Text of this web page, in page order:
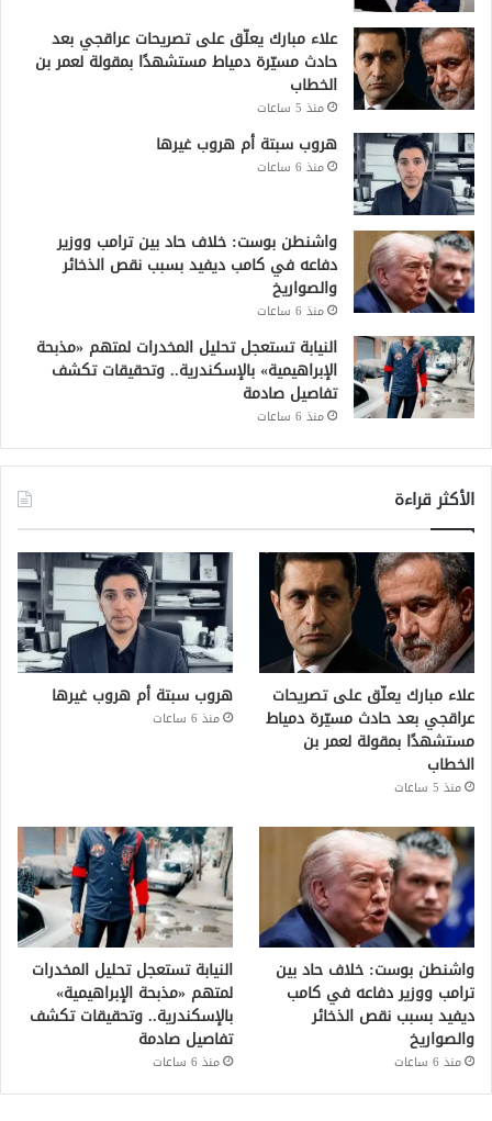
علاء مبارك يعلّق على تصريحات عراقجي بعد
حادث مسيّرة دمياط مستشهدًا بمقولة لعمر بن
الخطاب
منذ 5 ساعات
هروب سبتة أم هروب غيرها
منذ 6 ساعات
واشنطن بوست: خلاف حاد بين ترامب ووزير
دفاعه في كامب ديفيد بسبب نقص الذخائر
والصواريخ
منذ 6 ساعات
النيابة تستعجل تحليل المخدرات لمتهم «مذبحة
الإبراهيمية» بالإسكندرية.. وتحقيقات تكشف
تفاصيل صادمة
منذ 6 ساعات
الأكثر قراءة
علاء مبارك يعلّق على تصريحات
عراقجي بعد حادث مسيّرة دمياط
مستشهدًا بمقولة لعمر بن
الخطاب
منذ 5 ساعات
هروب سبتة أم هروب غيرها
منذ 6 ساعات
واشنطن بوست: خلاف حاد بين
ترامب ووزير دفاعه في كامب
ديفيد بسبب نقص الذخائر
والصواريخ
منذ 6 ساعات
النيابة تستعجل تحليل المخدرات
لمتهم «مذبحة الإبراهيمية»
بالإسكندرية.. وتحقيقات تكشف
تفاصيل صادمة
منذ 6 ساعات